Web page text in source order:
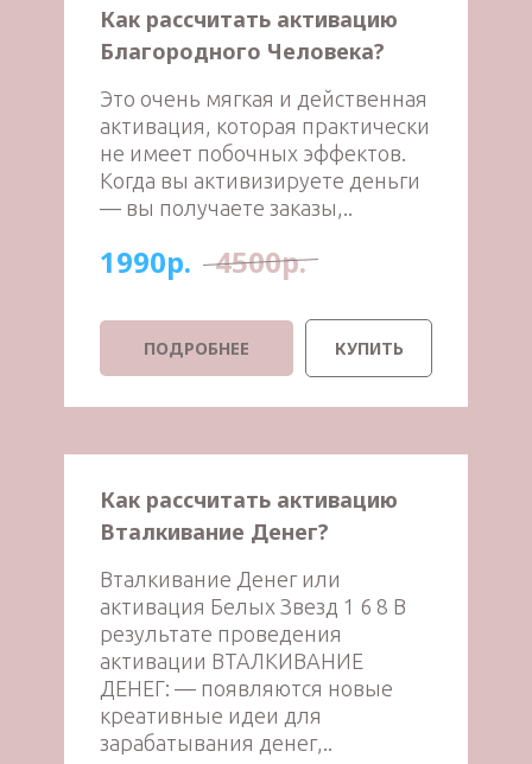
Как рассчитать активацию
Благородного Человека?
Это очень мягкая и действенная
активация, которая практически
не имеет побочных эффектов.
Когда вы активизируете деньги
— вы получаете заказы,..
1990р. 4500р.
ПОДРОБНЕЕ КУПИТЬ
Как рассчитать активацию
Вталкивание Денег?
Вталкивание Денег или
активация Белых Звезд 1 6 8 В
результате проведения
активации ВТАЛКИВАНИЕ
ДЕНЕГ: — появляются новые
креативные идеи для
зарабатывания денег,..